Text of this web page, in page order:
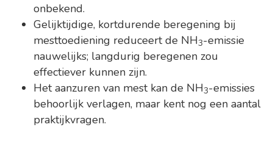
onbekend.
Gelijktijdige, kortdurende beregening bij
mesttoediening reduceert de NH3-emissie
nauwelijks; langdurig beregenen zou
effectiever kunnen zijn.
Het aanzuren van mest kan de NH3-emissies
behoorlijk verlagen, maar kent nog een aantal
praktijkvragen.